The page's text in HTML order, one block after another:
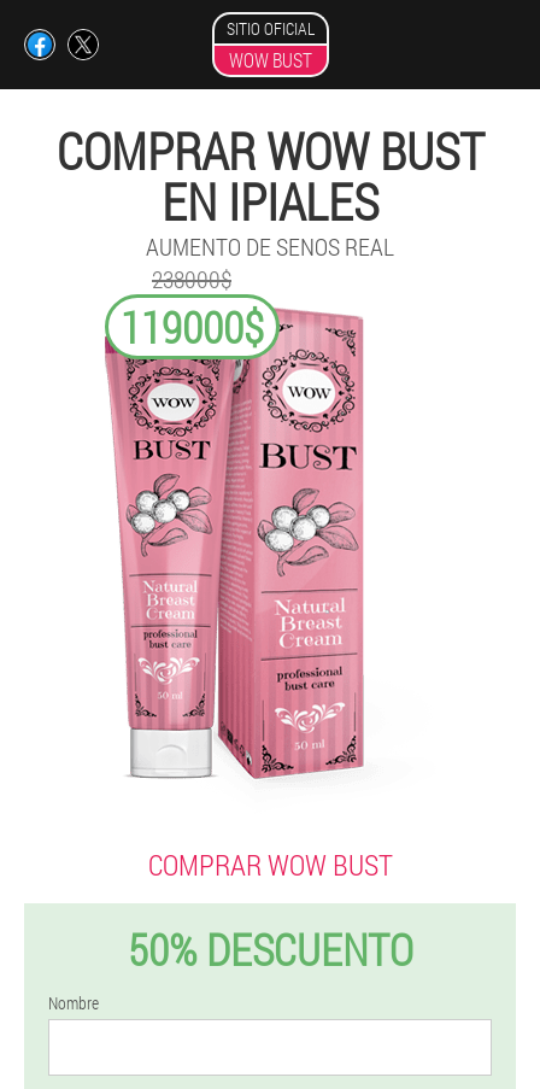
SITIO OFICIAL
WOW BUST
COMPRAR WOW BUST
EN IPIALES
AUMENTO DE SENOS REAL
238000$
119000$
COMPRAR WOW BUST
50% DESCUENTO
Nombre